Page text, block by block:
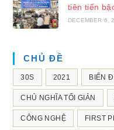
tiên tiến
DECEMBER 6,
CHỦ ĐỀ
30S 2021 BIẾN
CHỦ NGHĨA TỐI GIẢN
CÔNG NGHỆ FIRST